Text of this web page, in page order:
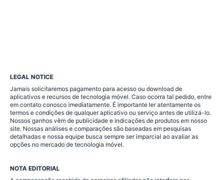
LEGAL NOTICE
Jamais solicitaremos pagamento para acesso ou download de
aplicativos e recursos de tecnologia móvel. Caso ocorra tal pedido, entre
em contato conosco imediatamente. É importante ler atentamente os
termos e condições de qualquer aplicativo ou serviço antes de utilizá-lo.
Nossos ganhos vêm de publicidade e indicações de produtos em nosso
site. Nossas análises e comparações são baseadas em pesquisas
detalhadas e nossa equipe busca sempre ser imparcial ao avaliar as
opções no mercado de tecnologia móvel.
NOTA EDITORIAL